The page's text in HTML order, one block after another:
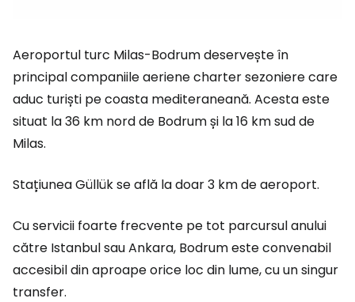
Aeroportul turc Milas-Bodrum deservește în
principal companiile aeriene charter sezoniere care
aduc turiști pe coasta mediteraneană. Acesta este
situat la 36 km nord de Bodrum și la 16 km sud de
Milas.
Stațiunea Güllük se află la doar 3 km de aeroport.
Cu servicii foarte frecvente pe tot parcursul anului
către Istanbul sau Ankara, Bodrum este convenabil
accesibil din aproape orice loc din lume, cu un singur
transfer.